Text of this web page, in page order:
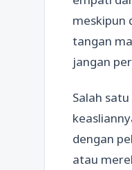
meskipun
tangan
jangan
Salah
dengan
atau